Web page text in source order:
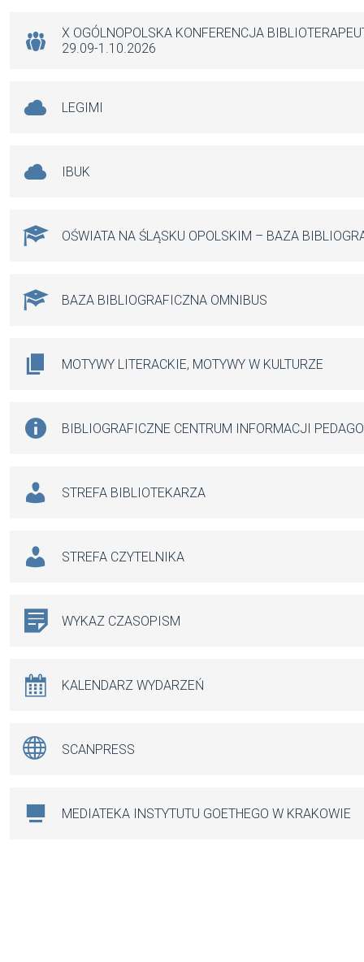
k
p
X OGÓLNOPOLSKA KONFERENCJA
29.09-1.10.2026
LEGIMI
IBUK
OŚWIATA NA ŚLĄSKU OPOLSKIM – BAZA
BAZA BIBLIOGRAFICZNA OMNIBUS
MOTYWY LITERACKIE, MOTYWY W KULTURZE
BIBLIOGRAFICZNE CENTRUM INFORMACJI
STREFA BIBLIOTEKARZA
STREFA CZYTELNIKA
WYKAZ CZASOPISM
KALENDARZ WYDARZEŃ
SCANPRESS
MEDIATEKA INSTYTUTU GOETHEGO W KRAKOWIE